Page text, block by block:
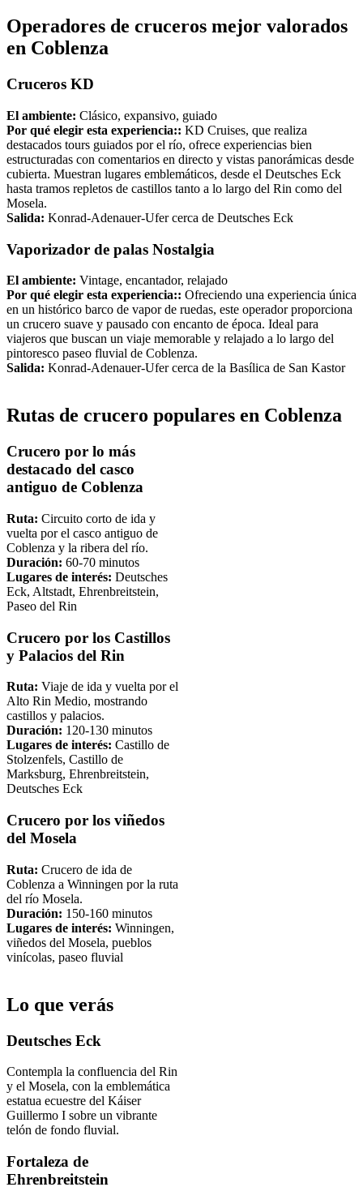
Operadores de cruceros mejor valorados
en Coblenza
Cruceros KD
El ambiente: Clásico, expansivo, guiado
Por qué elegir esta experiencia:: KD Cruises, que realiza
destacados tours guiados por el río, ofrece experiencias bien
estructuradas con comentarios en directo y vistas panorámicas desde
cubierta. Muestran lugares emblemáticos, desde el Deutsches Eck
hasta tramos repletos de castillos tanto a lo largo del Rin como del
Mosela.
Salida: Konrad-Adenauer-Ufer cerca de Deutsches Eck
Vaporizador de palas Nostalgia
El ambiente: Vintage, encantador, relajado
Por qué elegir esta experiencia:: Ofreciendo una experiencia única
en un histórico barco de vapor de ruedas, este operador proporciona
un crucero suave y pausado con encanto de época. Ideal para
viajeros que buscan un viaje memorable y relajado a lo largo del
pintoresco paseo fluvial de Coblenza.
Salida: Konrad-Adenauer-Ufer cerca de la Basílica de San Kastor
Rutas de crucero populares en Coblenza
Crucero por lo más
destacado del casco
antiguo de Coblenza
Ruta: Circuito corto de ida y
vuelta por el casco antiguo de
Coblenza y la ribera del río.
Duración: 60-70 minutos
Lugares de interés: Deutsches
Eck, Altstadt, Ehrenbreitstein,
Paseo del Rin
Crucero por los Castillos
y Palacios del Rin
Ruta: Viaje de ida y vuelta por el
Alto Rin Medio, mostrando
castillos y palacios.
Duración: 120-130 minutos
Lugares de interés: Castillo de
Stolzenfels, Castillo de
Marksburg, Ehrenbreitstein,
Deutsches Eck
Crucero por los viñedos
del Mosela
Ruta: Crucero de ida de
Coblenza a Winningen por la ruta
del río Mosela.
Duración: 150-160 minutos
Lugares de interés: Winningen,
viñedos del Mosela, pueblos
vinícolas, paseo fluvial
Lo que verás
Deutsches Eck
Contempla la confluencia del Rin
y el Mosela, con la emblemática
estatua ecuestre del Káiser
Guillermo I sobre un vibrante
telón de fondo fluvial.
Fortaleza de
Ehrenbreitstein